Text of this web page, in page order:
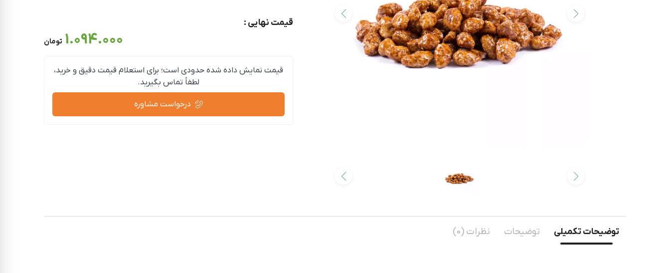
قیمت نهایی :
1.094.000 تومان
قیمت نمایش داده شده حدودی است؛ برای استعلام قیمت دقیق و خرید،
لطفاً تماس بگیرید.
درخواست مشاوره
توضیحات تکمیلی توضیحات نظرات (0)